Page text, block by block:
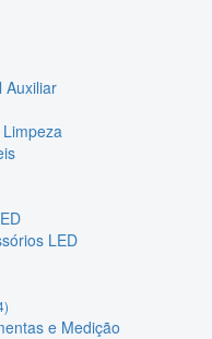
Auxiliar
LED
e Medição